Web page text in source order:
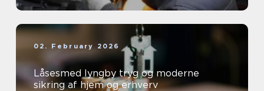
02. February 2026
Låsesmed lyngby tryg og moderne
sikring af hjem og erhverv